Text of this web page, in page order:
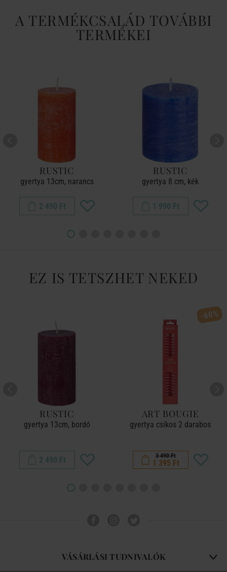
A TERMÉKCSALÁD TOVÁBBI
TERMÉKEI
RUSTIC
gyertya 13cm, narancs
2 490 Ft
RUSTIC
gyertya 8 cm, kék
1 990 Ft
EZ IS TETSZHET NEKED
RUSTIC
gyertya 13cm, bordó
2 490 Ft
-60%
ART BOUGIE
gyertya csíkos 2 darabos
3 490 Ft
1 395 Ft
VÁSÁRLÁSI TUDNIVALÓK